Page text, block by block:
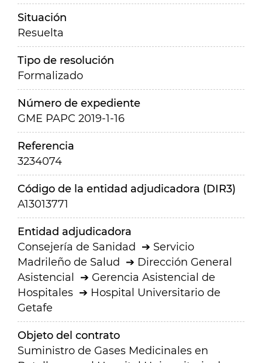
Situación
Resuelta
Tipo de resolución
Formalizado
Número de expediente
GME PAPC 2019-1-16
Referencia
3234074
Código de la entidad adjudicadora (DIR3)
A13013771
Entidad adjudicadora
Consejería de Sanidad
Servicio
Madrileño de Salud
Dirección General
Asistencial
Gerencia Asistencial de
Hospitales
Hospital Universitario de
Getafe
Objeto del contrato
Suministro de Gases Medicinales en